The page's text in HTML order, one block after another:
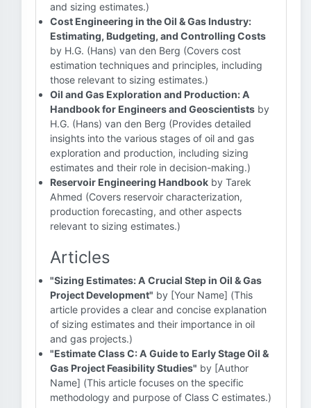
and sizing estimates.)
Cost Engineering in the Oil & Gas Industry:
Estimating, Budgeting, and Controlling Costs
by H.G. (Hans) van den Berg (Covers cost
estimation techniques and principles, including
those relevant to sizing estimates.)
Oil and Gas Exploration and Production: A
Handbook for Engineers and Geoscientists by
H.G. (Hans) van den Berg (Provides detailed
insights into the various stages of oil and gas
exploration and production, including sizing
estimates and their role in decision-making.)
Reservoir Engineering Handbook by Tarek
Ahmed (Covers reservoir characterization,
production forecasting, and other aspects
relevant to sizing estimates.)
Articles
"Sizing Estimates: A Crucial Step in Oil & Gas
Project Development" by [Your Name] (This
article provides a clear and concise explanation
of sizing estimates and their importance in oil
and gas projects.)
"Estimate Class C: A Guide to Early Stage Oil &
Gas Project Feasibility Studies" by [Author
Name] (This article focuses on the specific
methodology and purpose of Class C estimates.)